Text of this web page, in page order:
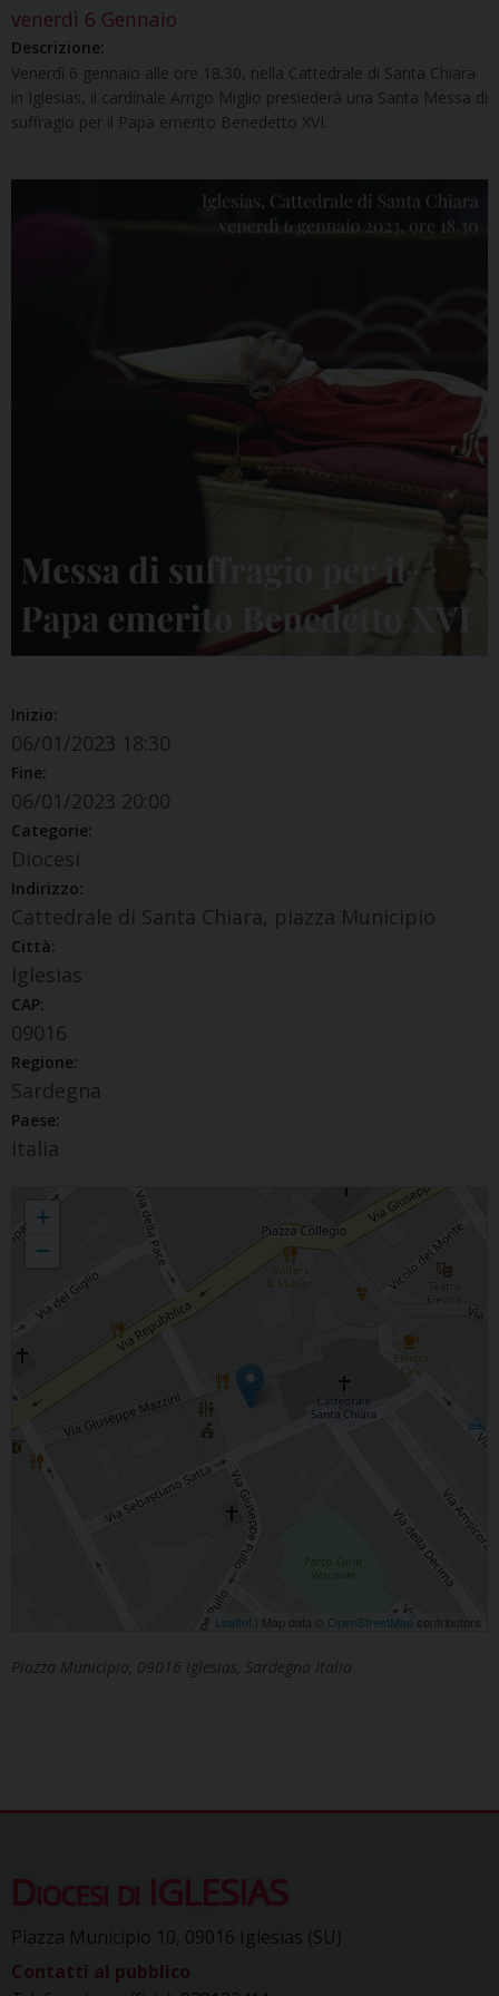
venerdì 6 Gennaio
Descrizione:
Venerdì 6 gennaio alle ore 18.30, nella Cattedrale di Santa Chiara
in Iglesias, il cardinale Arrigo Miglio presiederà una Santa Messa di
suffragio per il Papa emerito Benedetto XVI.
Inizio:
06/01/2023 18:30
Fine:
06/01/2023 20:00
Categorie:
Diocesi
Indirizzo:
Cattedrale di Santa Chiara, piazza Municipio
Città:
Iglesias
CAP:
09016
Regione:
Sardegna
Paese:
Italia
Messa di suffragio per Benedetto XVI
+
−
Leaflet | Map data © OpenStreetMap contributors
Piazza Municipio, 09016 Iglesias, Sardegna Italia
Diocesi di IGLESIAS
Piazza Municipio 10, 09016 Iglesias (SU)
Contatti al pubblico